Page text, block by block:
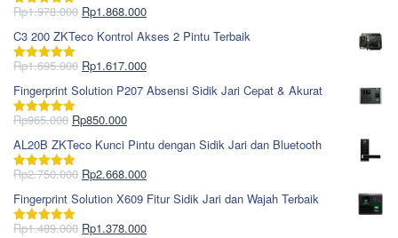
Dinilai5.00
Rp1.978.000 Harga
aslinya
adalah:
Rp1.978.000.
Rp1.868.000Harga
saat
ini
adalah:
C3 200 ZKTeco Kontrol Akses 2 Pintu Terbaik
Dinilai5.00
Rp1.695.000 Harga
aslinya
adalah:
Rp1.695.000.
Rp1.617.000Harga
saat
ini
Fingerprint Solution P207 Absensi Sidik Jari Cepat & Akurat
Dinilai5.00
Rp965.000 Harga
aslinya
adalah:
Rp965.000.
Rp850.000Harga
saat
ini
adalah:
AL20B ZKTeco Kunci Pintu dengan Sidik Jari dan Bluetooth
Dinilai5.00
Rp2.750.000 Harga
aslinya
adalah:
Rp2.750.000.
Rp2.668.000Harga
saat
ini
adalah:
Fingerprint Solution X609 Fitur Sidik Jari dan Wajah Terbaik
Dinilai5.00
Rp1.489.000 Harga
Rp1.378.000Harga